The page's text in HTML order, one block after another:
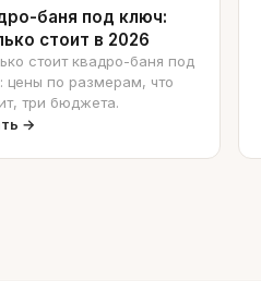
баня под ключ:
стоит в 2026
стоит квадро-баня под
цены по размерам, что
три бюджета.
→